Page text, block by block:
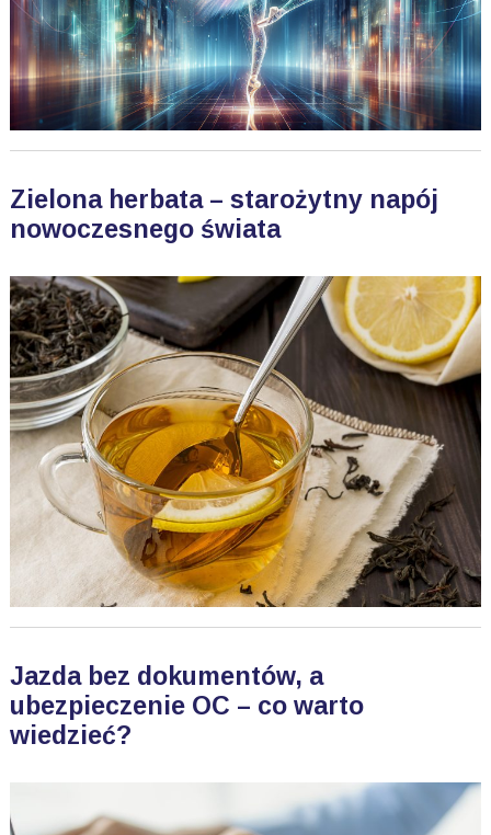
Zielona herbata – starożytny napój
nowoczesnego świata
Jazda bez dokumentów, a
ubezpieczenie OC – co warto
wiedzieć?